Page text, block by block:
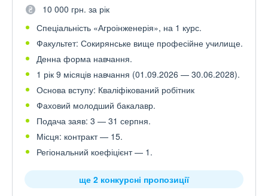
10 000 грн. за рік
Спеціальність «Агроінженерія», на 1 курс.
Факультет: Сокирянське вище професійне училище.
Денна форма навчання.
1 рік 9 місяців навчання (01.09.2026 — 30.06.2028).
Основа вступу: Кваліфікований робітник
Фаховий молодший бакалавр.
Подача заяв: 3 — 31 серпня.
Місця: контракт — 15.
Регіональний коефіцієнт — 1.
ще 2 конкурсні пропозиції